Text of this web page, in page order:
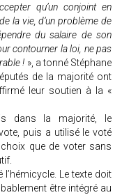
qu’un conjoint en
la vie, d’un problème de
du salaire de son
contourner la loi, ne pas
! », a tonné Stéphane
de la majorité ont
leur soutien à la «
dans la majorité, le
puis a utilisé le voté
que de voter sans
Le texte doit
être intégré au